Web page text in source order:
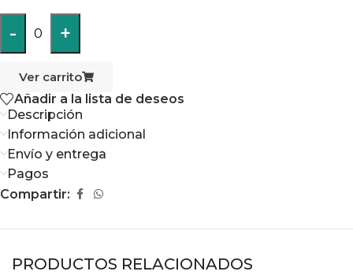
- 0 +
Ver carrito
Añadir a la lista de deseos
Descripción
Información adicional
Envío y entrega
Pagos
Compartir:
PRODUCTOS RELACIONADOS